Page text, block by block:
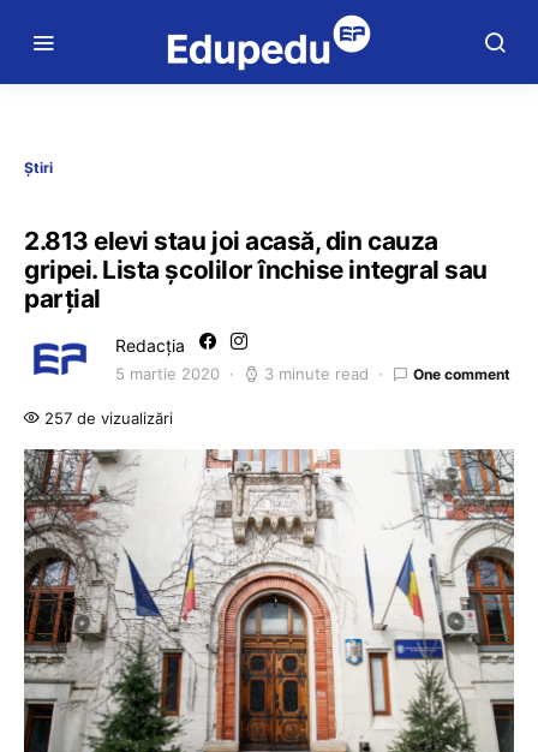
Știri
2.813 elevi stau joi acasă, din cauza
gripei. Lista școlilor închise integral sau
parțial
Redacția
5 martie 2020 3 minute read One comment
257 de vizualizări